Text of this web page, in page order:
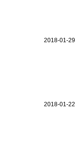
2018-01-29
2018-01-22